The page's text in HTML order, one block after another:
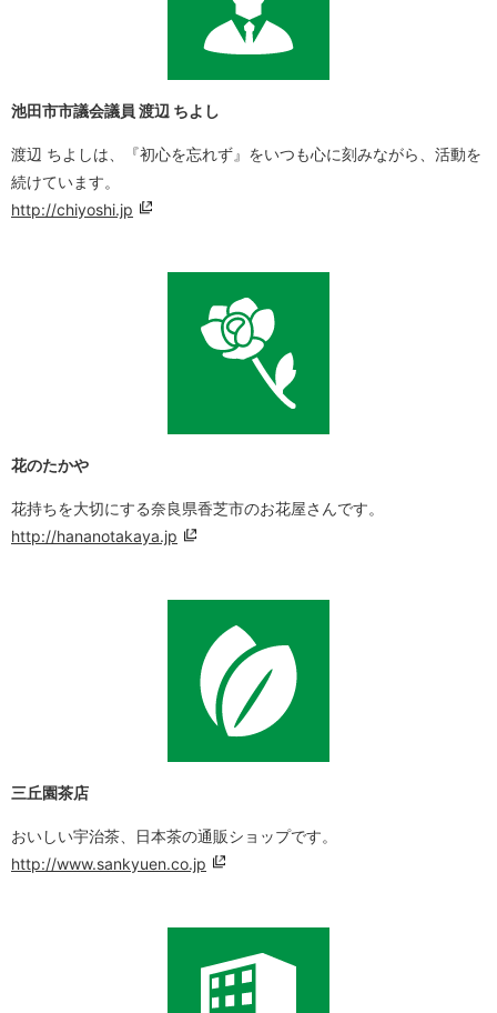
池田市市議会議員 渡辺 ちよし
渡辺 ちよしは、『初心を忘れず』をいつも心に刻みながら、活動を
続けています。
http://chiyoshi.jp
花のたかや
花持ちを大切にする奈良県香芝市のお花屋さんです。
http://hananotakaya.jp
三丘園茶店
おいしい宇治茶、日本茶の通販ショップです。
http://www.sankyuen.co.jp